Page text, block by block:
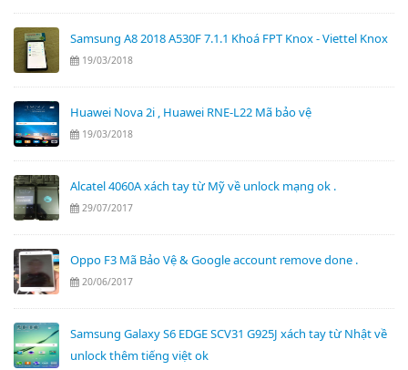
Samsung A8 2018 A530F 7.1.1 Khoá FPT Knox - Viettel Knox
19/03/2018
Huawei Nova 2i , Huawei RNE-L22 Mã bảo vệ
19/03/2018
Alcatel 4060A xách tay từ Mỹ về unlock mạng ok .
29/07/2017
Oppo F3 Mã Bảo Vệ & Google account remove done .
20/06/2017
Samsung Galaxy S6 EDGE SCV31 G925J xách tay từ Nhật về
unlock thêm tiếng việt ok